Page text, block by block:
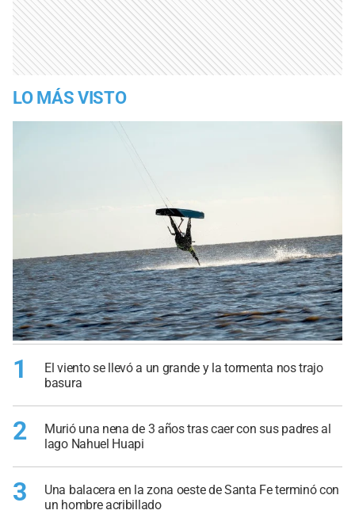
LO MÁS VISTO
1
El viento se llevó a un grande y la tormenta nos trajo
basura
2
Murió una nena de 3 años tras caer con sus padres al
lago Nahuel Huapi
3
Una balacera en la zona oeste de Santa Fe terminó con
un hombre acribillado